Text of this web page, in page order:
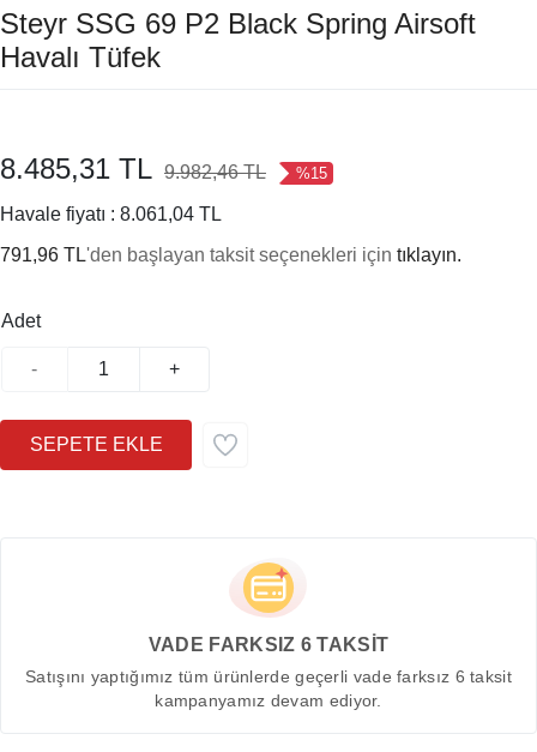
Steyr SSG 69 P2 Black Spring Airsoft
Havalı Tüfek
8.485,31 TL 9.982,46 TL %15
Havale fiyatı : 8.061,04 TL
791,96 TL'den başlayan taksit seçenekleri için tıklayın.
Adet
- +
VADE FARKSIZ 6 TAKSİT
Satışını yaptığımız tüm ürünlerde geçerli vade farksız 6 taksit
kampanyamız devam ediyor.